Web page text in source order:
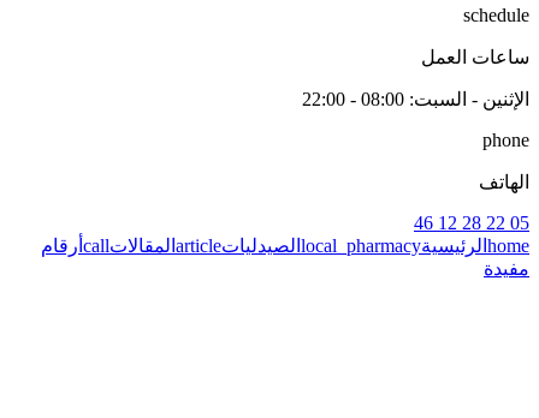
schedule
ساعات العمل
الإثنين - السبت: 08:00 - 22:00
phone
الهاتف
05 22 28 12 46
home الرئيسيةlocal_pharmacy الصيدلياتarticle المقالاتcall أرقام
مفيدة